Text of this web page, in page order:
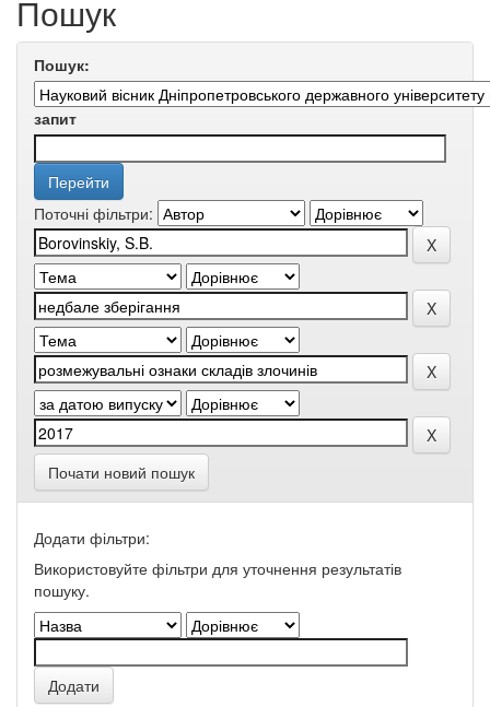
Пошук
Пошук:
запит
Поточні фільтри:
Почати новий пошук
Додати фільтри:
Використовуйте фільтри для уточнення результатів
пошуку.